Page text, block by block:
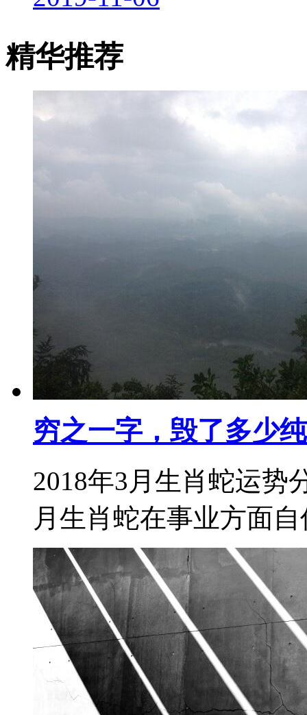
2019-11-06
精华推荐
穷之一字，毁了多少纯
2018年3月生肖蛇运势
月生肖蛇在事业方面